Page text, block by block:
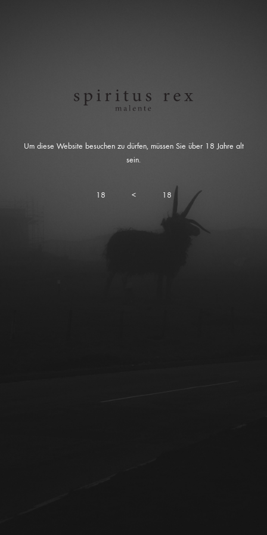
Um diese Website besuchen zu dürfen, müssen Sie über 18 Jahre alt
sein.
18 < 18